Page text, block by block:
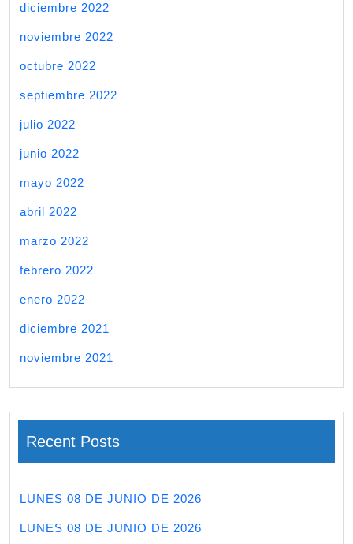
diciembre 2022
noviembre 2022
octubre 2022
septiembre 2022
julio 2022
junio 2022
mayo 2022
abril 2022
marzo 2022
febrero 2022
enero 2022
diciembre 2021
noviembre 2021
Recent Posts
LUNES 08 DE JUNIO DE 2026
LUNES 08 DE JUNIO DE 2026